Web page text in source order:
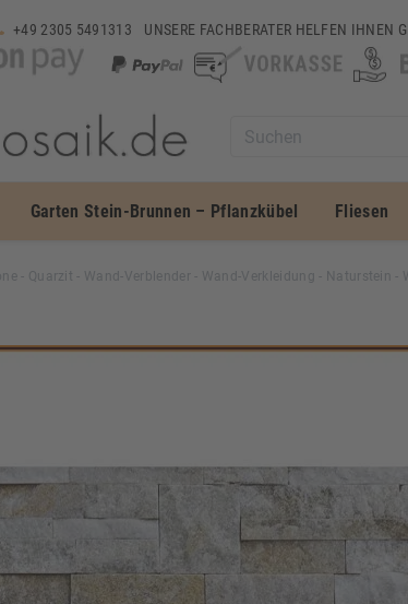
+49 2305 5491313 UNSERE FACHBERATER HELFEN IHNEN
Garten Stein-Brunnen – Pflanzkübel Fliesen
- Quarzit - Wand-Verblender - Wand-Verkleidung - Naturstein -